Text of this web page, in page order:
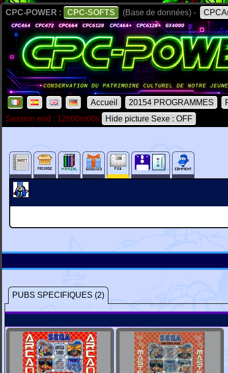
CPC-POWER : CPC-SOFTS (Base de données) -
Accueil 20154 PROGRAMMES
Session end : 12h00m00s
Hide picture Sexe : OFF
PUBS SPECIFIQUES (2)